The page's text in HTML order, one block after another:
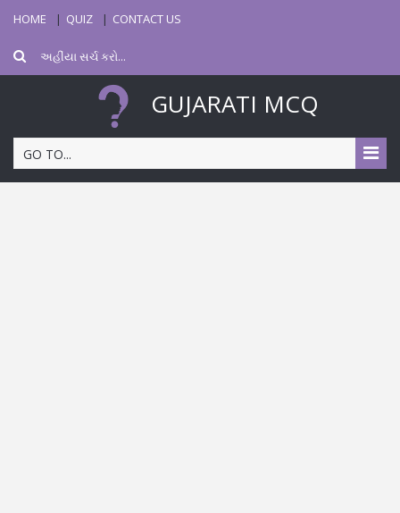
HOME QUIZ CONTACT US
GUJARATI MCQ
GO TO...